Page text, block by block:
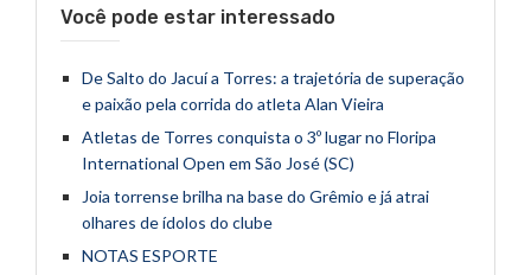
Você pode estar interessado
De Salto do Jacuí a Torres: a trajetória de superação
e paixão pela corrida do atleta Alan Vieira
Atletas de Torres conquista o 3º lugar no Floripa
International Open em São José (SC)
Joia torrense brilha na base do Grêmio e já atrai
olhares de ídolos do clube
NOTAS ESPORTE